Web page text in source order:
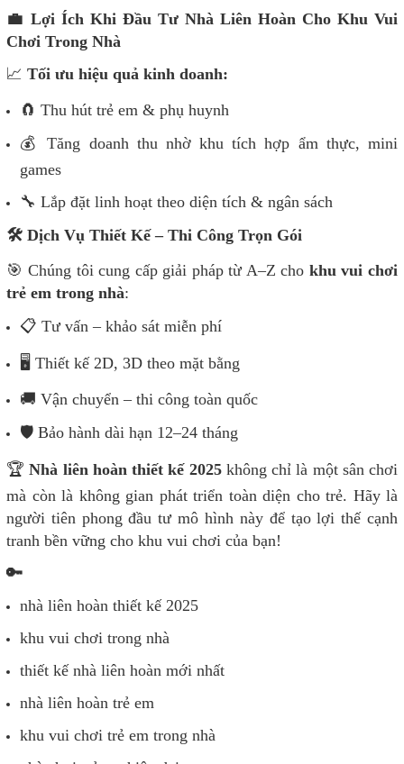
💼 Lợi Ích Khi Đầu Tư Nhà Liên Hoàn Cho Khu Vui
Chơi Trong Nhà
📈 Tối ưu hiệu quả kinh doanh:
🧲 Thu hút trẻ em & phụ huynh
💰
Tăng doanh thu nhờ khu tích hợp ẩm thực, mini
games
🔧 Lắp đặt linh hoạt theo diện tích & ngân sách
🛠 ️ Dịch Vụ Thiết Kế – Thi Công Trọn Gói
🎯 Chúng tôi cung cấp giải pháp từ A–Z cho khu vui chơi
trẻ em trong nhà:
📋 Tư vấn – khảo sát miễn phí
🖥 ️ Thiết kế 2D, 3D theo mặt bằng
🚚 Vận chuyển – thi công toàn quốc
🛡 ️ Bảo hành dài hạn 12–24 tháng
🏆 Nhà liên hoàn thiết kế 2025không chỉ là một sân chơi
mà còn là không gian phát triển toàn diện cho trẻ. Hãy là
người tiên phong đầu tư mô hình này để tạo lợi thế cạnh
tranh bền vững cho khu vui chơi của bạn!
🔑
nhà liên hoàn thiết kế 2025
khu vui chơi trong nhà
thiết kế nhà liên hoàn mới nhất
nhà liên hoàn trẻ em
khu vui chơi trẻ em trong nhà